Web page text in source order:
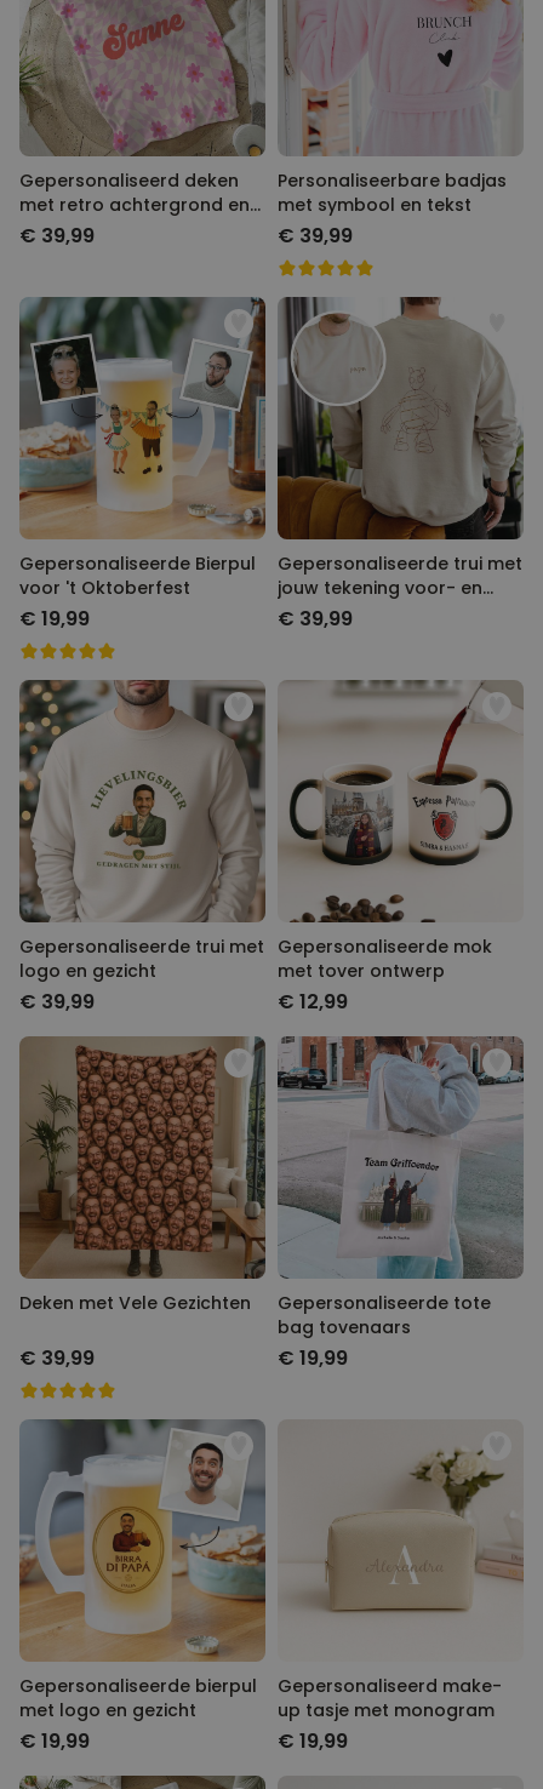
Gepersonaliseerd deken
met retro achtergrond en
naam
€ 39,99
Personaliseerbare badjas
met symbool en tekst
€ 39,99
Gepersonaliseerde Bierpul
voor 't Oktoberfest
€ 19,99
Gepersonaliseerde trui met
jouw tekening voor- en
achterkant
€ 39,99
Gepersonaliseerde trui met
logo en gezicht
€ 39,99
Gepersonaliseerde mok
met tover ontwerp
€ 12,99
Deken met Vele Gezichten
€ 39,99
Gepersonaliseerde tote
bag tovenaars
€ 19,99
Gepersonaliseerde bierpul
met logo en gezicht
€ 19,99
Gepersonaliseerd make-
up tasje met monogram
€ 19,99